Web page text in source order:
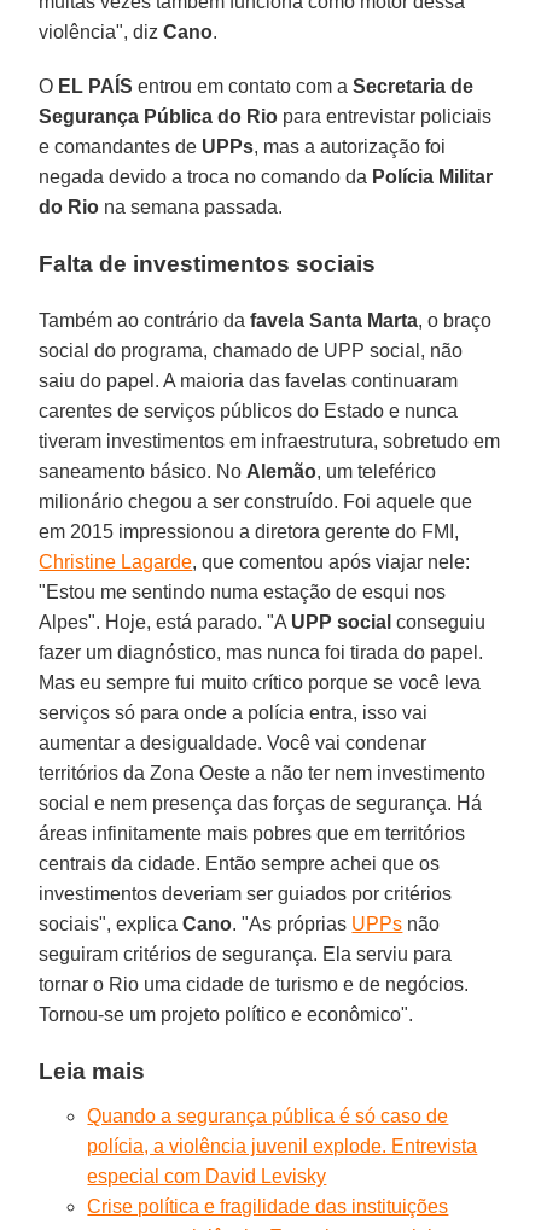
violência", dizCano.
O EL PAÍS entrou em contato com aSecretaria de
Segurança Pública do Rio para entrevistar policiais
e comandantes de UPPs, mas a autorização foi
negada devido a troca no comando da Polícia Militar
do Rio na semana passada.
Falta de investimentos sociais
Também ao contrário dafavela Santa Marta, o braço
social do programa, chamado de UPP social, não
saiu do papel. A maioria das favelas continuaram
carentes de serviços públicos do Estado e nunca
tiveram investimentos em infraestrutura, sobretudo em
saneamento básico. No Alemão, um teleférico
milionário chegou a ser construído. Foi aquele que
em 2015 impressionou a diretora gerente do FMI,
Christine Lagarde, que comentou após viajar nele:
"Estou me sentindo numa estação de esqui nos
Alpes". Hoje, está parado. "A UPP social conseguiu
fazer um diagnóstico, mas nunca foi tirada do papel.
Mas eu sempre fui muito crítico porque se você leva
serviços só para onde a polícia entra, isso vai
aumentar a desigualdade. Você vai condenar
territórios da Zona Oeste a não ter nem investimento
social e nem presença das forças de segurança. Há
áreas infinitamente mais pobres que em territórios
centrais da cidade. Então sempre achei que os
investimentos deveriam ser guiados por critérios
sociais", explicaCano. "As próprias UPPs não
seguiram critérios de segurança. Ela serviu para
tornar o Rio uma cidade de turismo e de negócios.
Tornou-se um projeto político e econômico".
Leia mais
Quando a segurança pública é só caso de
polícia, a violência juvenil explode. Entrevista
especial com David Levisky
Crise política e fragilidade das instituições